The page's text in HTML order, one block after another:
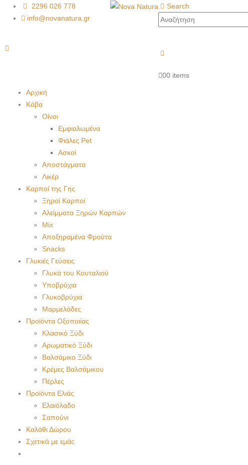
2296 026 778
info@novanatura.gr
Search
00 items
Αρχική
Κάβα
Οίνοι
Εμφιαλωμένα
Φιάλες Pet
Ασκοί
Αποστάγματα
Λικέρ
Καρποί της Γης
Ξηροί Καρποί
Αλείμματα Ξηρών Καρπών
Mix
Αποξηραμένα Φρούτα
Snacks
Γλυκιές Γεύσεις
Γλυκά του Κουταλιού
Υποβρύχια
Γλυκοβρύχια
Μαρμελάδες
Προϊόντα Οξοποιίας
Κλασικό Ξύδι
Αρωματικό Ξύδι
Βαλσάμικο Ξύδι
Κρέμες Βαλσάμικου
Πέρλες
Προϊόντα Ελιάς
Ελαιόλαδο
Σαπούνι
Καλάθι Δώρου
Σχετικά με εμάς